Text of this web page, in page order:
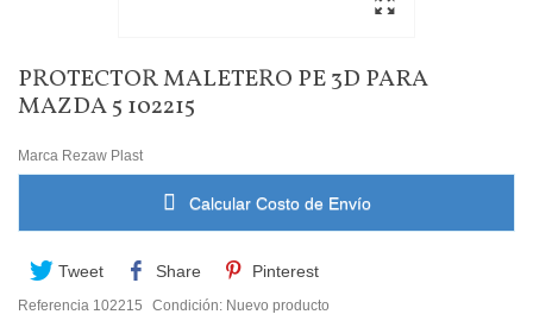
PROTECTOR MALETERO PE 3D PARA
MAZDA 5 102215
Marca Rezaw Plast
Calcular Costo de Envío
Tweet Share Pinterest
Referencia 102215 Condición: Nuevo producto